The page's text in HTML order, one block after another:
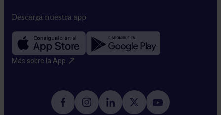
Descarga nuestra app
Más sobre la App​